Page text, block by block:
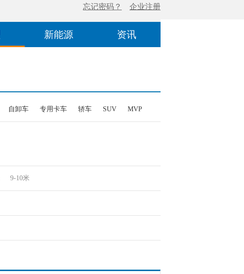
新能源 资讯
自卸车 专用卡车 轿车 SUV MVP
9-10米